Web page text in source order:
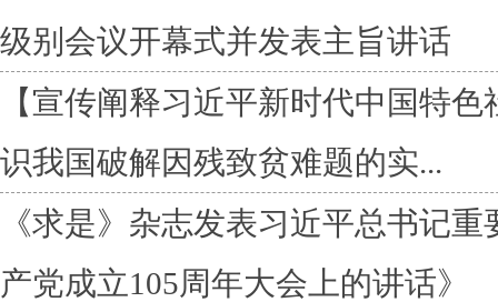
级别会议开幕式并发表主旨讲话
【宣传阐释习近平新时代中国特
识我国破解因残致贫难题的实...
《求是》杂志发表习近平总书记
产党成立105周年大会上的讲话》